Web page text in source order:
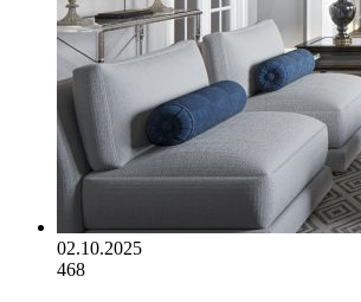
02.10.2025
468